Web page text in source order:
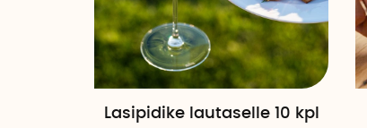
Lasipidike lautaselle 10 kpl